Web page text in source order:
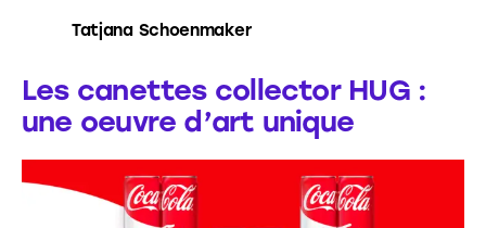
Tatjana Schoenmaker
Les canettes collector HUG :
une oeuvre d’art unique